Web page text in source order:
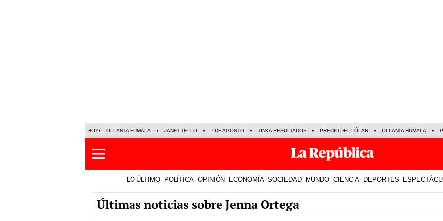
HOY OLLANTA HUMALA JANET TELLO 7 DE AGOSTO TINKA RESULTADOS PRECIO DEL DÓLAR OLLANTA HUMALA
LO ÚLTIMO POLÍTICA OPINIÓN ECONOMÍA SOCIEDAD MUNDO CIENCIA DEPORTES
Últimas noticias sobre Jenna Ortega